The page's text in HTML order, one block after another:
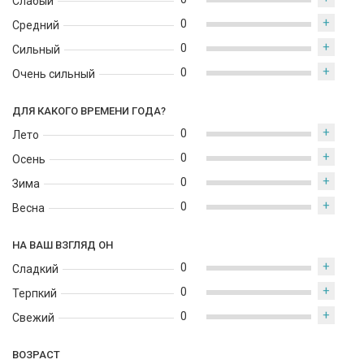
Средний
Сильный
Очень сильный
0 +
0 +
0 +
ДЛЯ КАКОГО ВРЕМЕНИ ГОДА?
Лето
Осень
Зима
Весна
0 +
0 +
0 +
0 +
НА ВАШ ВЗГЛЯД ОН
Сладкий
Терпкий
Свежий
0 +
0 +
0 +
ВОЗРАСТ